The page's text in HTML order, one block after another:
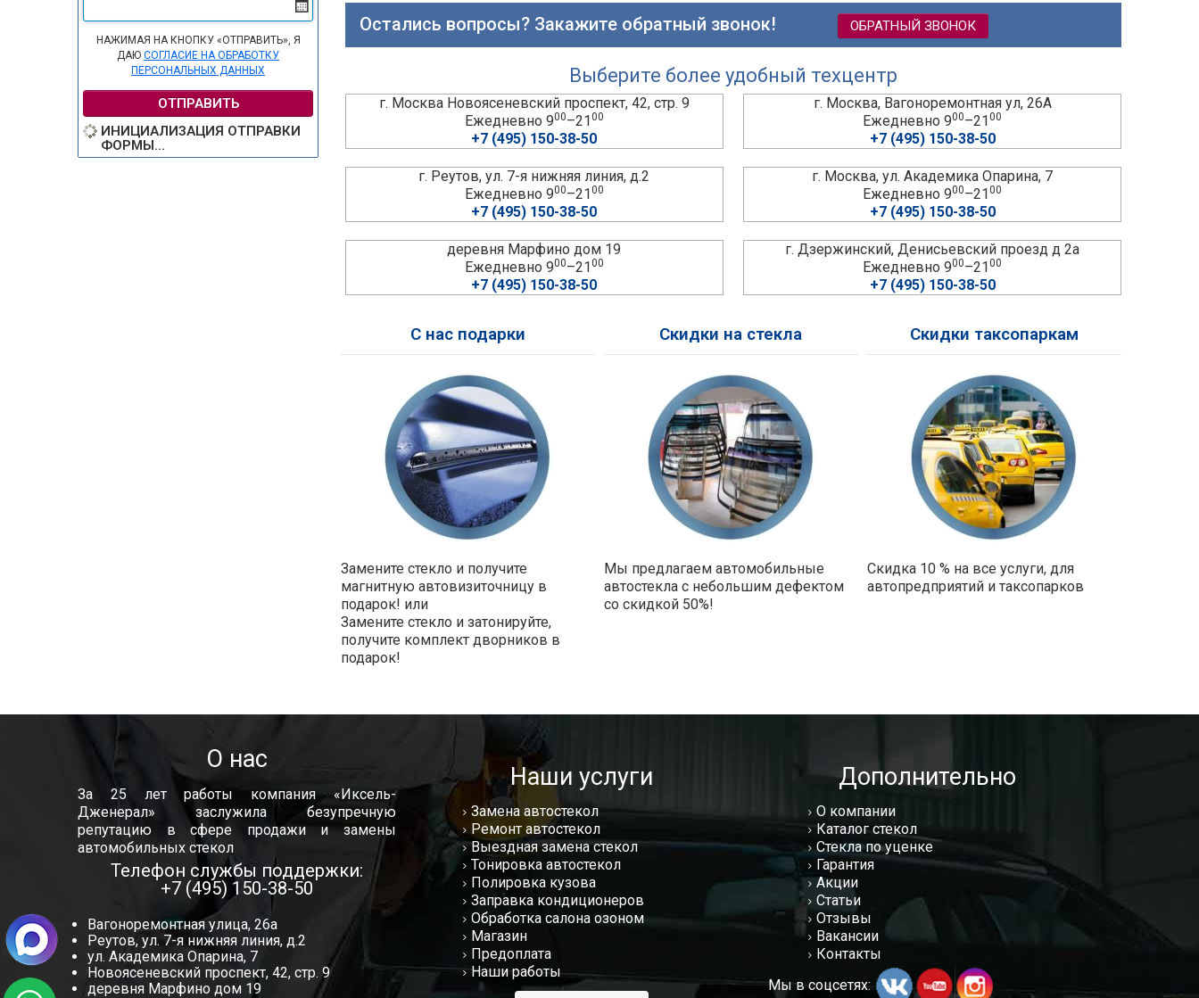
НАЖИМАЯ НА КНОПКУ «ОТПРАВИТЬ», Я
ДАЮ СОГЛАСИЕ НА ОБРАБОТКУ
ПЕРСОНАЛЬНЫХ ДАННЫХ
ОТПРАВИТЬ
ИНИЦИАЛИЗАЦИЯ ОТПРАВКИ
ФОРМЫ...
Остались вопросы? Закажите обратный звонок! ОБРАТНЫЙ ЗВОНОК
Выберите более удобный техцентр
г. Москва Новоясеневский проспект, 42, стр. 9
Ежедневно 900–2100
+7 (495) 150-38-50
г. Москва, Вагоноремонтная ул, 26А
Ежедневно 900–2100
+7 (495) 150-38-50
г. Реутов, ул. 7-я нижняя линия, д.2
Ежедневно 900–2100
+7 (495) 150-38-50
г. Москва, ул. Академика Опарина, 7
Ежедневно 900–2100
+7 (495) 150-38-50
деревня Марфино дом 19
Ежедневно 900–2100
+7 (495) 150-38-50
г. Дзержинский, Денисьевский проезд д 2а
Ежедневно 900–2100
+7 (495) 150-38-50
С нас подарки
Замените стекло и получите
магнитную автовизиточницу в
подарок! или
Замените стекло и затонируйте,
получите комплект дворников в
подарок!
Скидки на стекла
Мы предлагаем автомобильные
автостекла с небольшим дефектом
со скидкой 50%!
Скидки таксопаркам
Скидка 10 % на все услуги, для
автопредприятий и таксопарков
О нас
За 25 лет работы компания «Иксель-
Дженерал» заслужила безупречную
репутацию в сфере продажи и замены
автомобильных стекол
Телефон службы поддержки:
+7 (495) 150-38-50
Вагоноремонтная улица, 26а
Реутов, ул. 7-я нижняя линия, д.2
ул. Академика Опарина, 7
Новоясеневский проспект, 42, стр. 9
деревня Марфино дом 19
Наши услуги
Замена автостекол
Ремонт автостекол
Выездная замена стекол
Тонировка автостекол
Полировка кузова
Заправка кондиционеров
Обработка салона озоном
Магазин
Предоплата
Наши работы
Дополнительно
О компании
Каталог стекол
Стекла по уценке
Гарантия
Акции
Статьи
Отзывы
Вакансии
Контакты
Мы в соцсетях: